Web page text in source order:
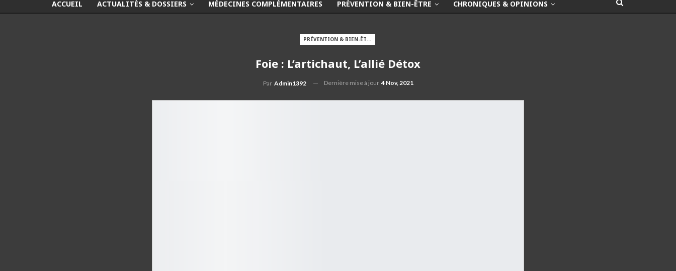
ACCUEIL ACTUALITÉS & DOSSIERS MÉDECINES COMPLÉMENTAIRES PRÉVENTION & BIEN-ÊTRE CHRONIQUES & OPINIONS
PRÉVENTION & BIEN-ÊTRE
Foie : L’artichaut, L’allié Détox
Par Admin1392 Dernière mise à jour 4 Nov, 2021